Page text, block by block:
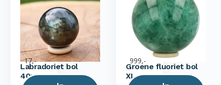
Labradoriet bol
40mm
17,-
Groene fluoriet bol
XL
999,-